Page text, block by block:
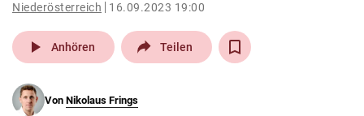
pin_drop
Wien arrow_right
Niederösterreich 16.09.2023 19:00
play_arrow Anhören Teilen
Von Nikolaus Frings